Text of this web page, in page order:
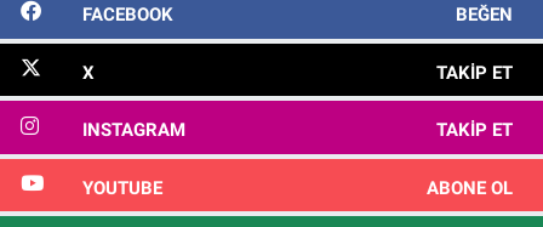
FACEBOOK BEĞEN
X TAKIP ET
INSTAGRAM TAKIP ET
YOUTUBE ABONE OL